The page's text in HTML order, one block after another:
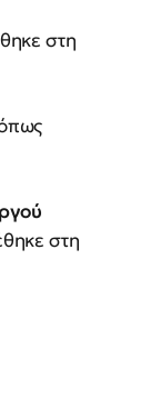
στη
στη